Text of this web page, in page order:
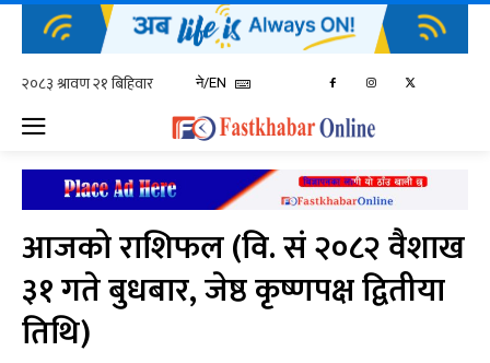
ने/EN
आजको राशिफल (वि. सं २०८२ वैशाख
३१ गते बुधबार, जेष्ठ कृष्णपक्ष द्वितीया
तिथि)